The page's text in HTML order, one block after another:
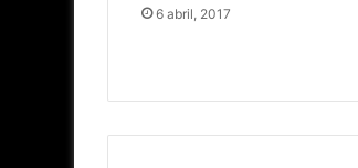
6 abril, 2017